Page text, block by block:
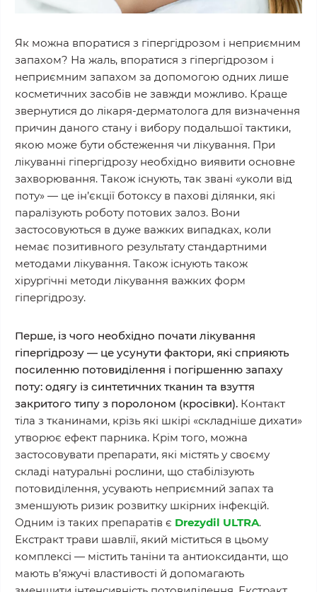
Як можна впоратися з гіпергідрозом і неприємним
запахом? На жаль, впоратися з гіпергідрозом і
неприємним запахом за допомогою одних лише
косметичних засобів не завжди можливо. Краще
звернутися до лікаря-дерматолога для визначення
причин даного стану і вибору подальшої тактики,
якою може бути обстеження чи лікування. При
лікуванні гіпергідрозу необхідно виявити основне
захворювання. Також існують, так звані «уколи від
поту» — це ін’єкції ботоксу в пахові ділянки, які
паралізують роботу потових залоз. Вони
застосовуються в дуже важких випадках, коли
немає позитивного результату стандартними
методами лікування. Також існують також
хірургічні методи лікування важких форм
гіпергідрозу.
Перше, із чого необхідно почати лікування
гіпергідрозу — це усунути фактори, які сприяють
посиленню потовиділення і погіршенню запаху
поту: одягу із синтетичних тканин та взуття
закритого типу з поролоном (кросівки). Контакт
тіла з тканинами, крізь які шкірі «складніше дихати»
утворює ефект парника. Крім того, можна
застосовувати препарати, які містять у своєму
складі натуральні рослини, що стабілізують
потовиділення, усувають неприємний запах та
зменшують ризик розвитку шкірних інфекцій.
Одним із таких препаратів є Drezydil ULTRA.
Екстракт трави шавлії, який міститься в цьому
комплексі — містить таніни та антиоксиданти, що
мають в’яжучі властивості й допомагають